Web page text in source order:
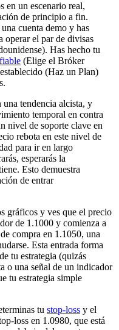
en un escenario real,
de principio a fin.
cuenta demo y has
operar el par de divisas
Has hecho tu
(Elige el Bróker
establecido (Haz un Plan)
tendencia alcista, y
temporal en contra
nivel de soporte clave en
rebota en este nivel de
para ir en largo
esperarás la
Esto demuestra
de entrar
gráficos y ves que el precio
de 1.1000 y comienza a
compra en 1.1050, una
Esta entrada forma
tu estrategia (quizás
o una señal de un indicador
tu estrategia simple
tu stop-loss y el
loss en 1.0980, que está